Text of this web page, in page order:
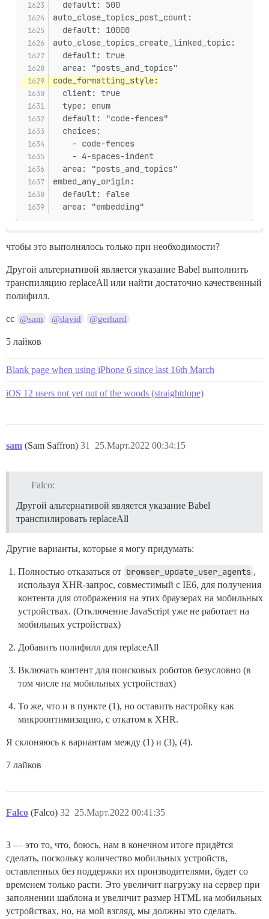
  default: 500
auto_close_topics_post_count:
  default: 10000
auto_close_topics_create_linked_topic:
  default: true
  area: "posts_and_topics"
code_formatting_style:
  client: true
  type: enum
  default: "code-fences"
  choices:
    - code-fences
    - 4-spaces-indent
  area: "posts_and_topics"
embed_any_origin:
  default: false
  area: "embedding"
чтобы это выполнялось только при необходимости?
Другой альтернативой является указание Babel выполнить
транспиляцию replaceAll или найти достаточно качественный
полифилл.
cc @sam @david @gerhard
5 лайков
Blank page when using iPhone 6 since last 16th March
iOS 12 users not yet out of the woods (straightdope)
sam (Sam Saffron) 25.Март.2022 00:34:15
31
Falco:
Другой альтернативой является указание Babel
транспилировать replaceAll
Другие варианты, которые я могу придумать:
Полностью отказаться от browser_update_user_agents ,
используя XHR-запрос, совместимый с IE6, для получения
контента для отображения на этих браузерах на мобильных
устройствах. (Отключение JavaScript уже не работает на
мобильных устройствах)
Добавить полифилл для replaceAll
Включать контент для поисковых роботов безусловно (в
том числе на мобильных устройствах)
То же, что и в пункте (1), но оставить настройку как
микрооптимизацию, с откатом к XHR.
Я склоняюсь к вариантам между (1) и (3), (4).
7 лайков
Falco (Falco) 25.Март.2022 00:41:35
32
3 — это то, что, боюсь, нам в конечном итоге придётся
сделать, поскольку количество мобильных устройств,
оставленных без поддержки их производителями, будет со
временем только расти. Это увеличит нагрузку на сервер при
заполнении шаблона и увеличит размер HTML на мобильных
устройствах, но, на мой взгляд, мы должны это сделать.